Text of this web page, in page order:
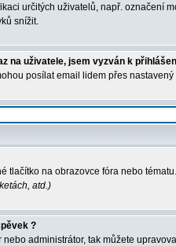
určitých uživatelů, např. označení
snížit.
na uživatele, jsem vyzván k
posílat email lidem přes
tlačítko na obrazovce fóra nebo
atd.)
?
administrátor, tak můžete